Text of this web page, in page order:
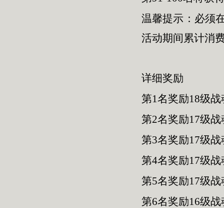
温馨提示：必须
活动期间累计消
详细奖励
第1名奖励18级
第2名奖励17级
第3名奖励17级
第4名奖励17级
第5名奖励17级
第6名奖励16级